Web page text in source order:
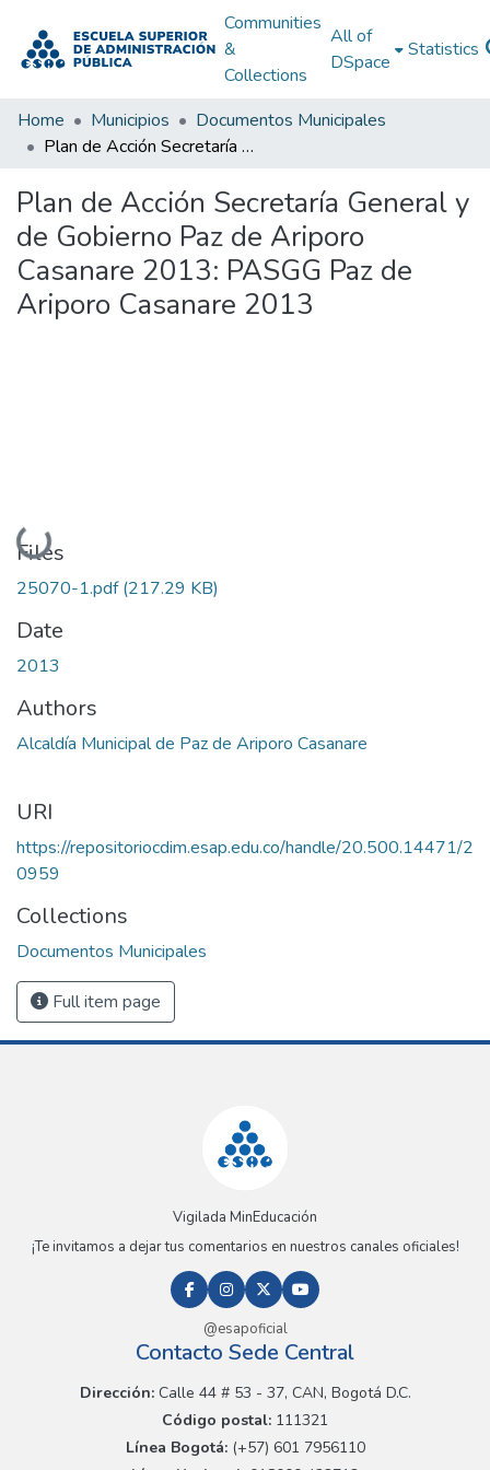
Communities
&
Collections
All of
DSpace
Statistics
Home Municipios
Documentos Municipales
Plan de Acción Secretaría General y de Gobierno Paz de Ariporo Casanare 2013: PASGG Paz de Ariporo Casanare 2013
Plan de Acción Secretaría General y
de Gobierno Paz de Ariporo
Casanare 2013: PASGG Paz de
Ariporo Casanare 2013
Loading...
Files
25070-1.pdf(217.29 KB)
Date
2013
Authors
Alcaldía Municipal de Paz de Ariporo Casanare
URI
https://repositoriocdim.esap.edu.co/handle/20.500.14471/2
0959
Collections
Documentos Municipales
Full item page
Vigilada MinEducación
¡Te invitamos a dejar tus comentarios en nuestros canales oficiales!
@esapoficial
Contacto Sede Central
Dirección:Calle 44 # 53 - 37, CAN, Bogotá D.C.
Código postal: 111321
Línea Bogotá:(+57) 601 7956110